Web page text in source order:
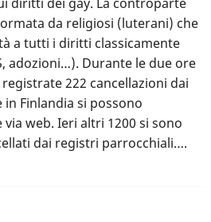
diritti dei gay. La controparte
da religiosi (luterani) che
a tutti i diritti classicamente
adozioni…). Durante le due ore
222 cancellazioni dai
Finlandia si possono
web. Ieri altri 1200 si sono
dai registri parrocchiali….